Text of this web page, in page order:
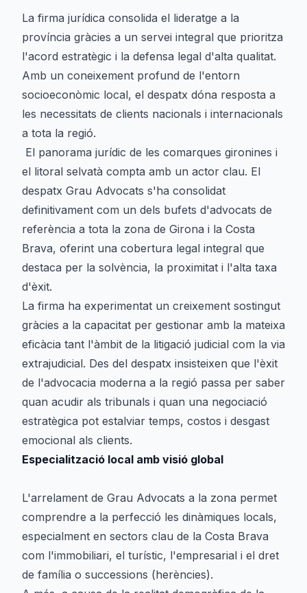
La firma jurídica consolida el lideratge a la
província gràcies a un servei integral que prioritza
l'acord estratègic i la defensa legal d'alta qualitat.
Amb un coneixement profund de l'entorn
socioeconòmic local, el despatx dóna resposta a
les necessitats de clients nacionals i internacionals
a tota la regió.
El panorama jurídic de les comarques gironines i
el litoral selvatà compta amb un actor clau. El
despatx Grau Advocats s'ha consolidat
definitivament com un dels bufets d'advocats de
referència a tota la zona de Girona i la Costa
Brava, oferint una cobertura legal integral que
destaca per la solvència, la proximitat i l'alta taxa
d'èxit.
La firma ha experimentat un creixement sostingut
gràcies a la capacitat per gestionar amb la mateixa
eficàcia tant l'àmbit de la litigació judicial com la via
extrajudicial. Des del despatx insisteixen que l'èxit
de l'advocacia moderna a la regió passa per saber
quan acudir als tribunals i quan una negociació
estratègica pot estalviar temps, costos i desgast
emocional als clients.
Especialització local amb visió global
L'arrelament de Grau Advocats a la zona permet
comprendre a la perfecció les dinàmiques locals,
especialment en sectors clau de la Costa Brava
com l'immobiliari, el turístic, l'empresarial i el dret
de família o successions (herències).